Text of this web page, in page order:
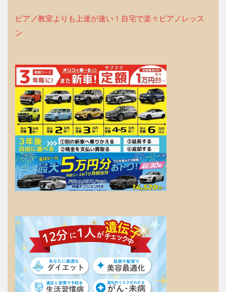
ピアノ教室よりも上達が速い！自宅で楽々ピアノレッス
ン